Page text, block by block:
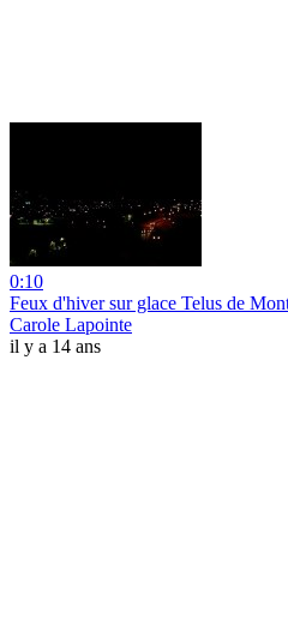
0:10
Feux d'hiver sur glace Telus de
Carole Lapointe
il y a 14 ans